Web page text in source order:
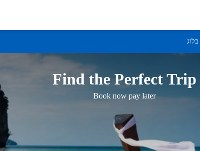
בלוג
Find the Perfect Trip
Book now pay later